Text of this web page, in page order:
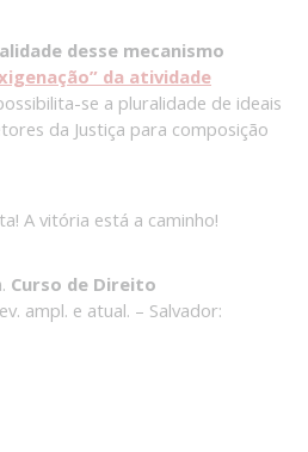
desse mecanismo
da atividade
se a pluralidade de ideais
da Justiça para composição
A vitória está a caminho!
Curso de Direito
ampl. e atual. – Salvador: